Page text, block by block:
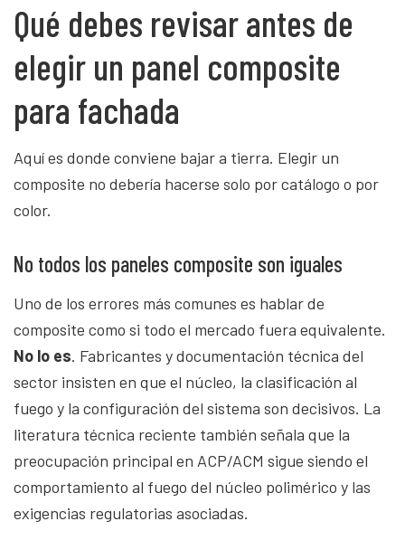
Qué debes revisar antes de
elegir un panel composite
para fachada
Aquí es donde conviene bajar a tierra. Elegir un
composite no debería hacerse solo por catálogo o por
color.
No todos los paneles composite son iguales
Uno de los errores más comunes es hablar de
composite como si todo el mercado fuera equivalente.
No lo es. Fabricantes y documentación técnica del
sector insisten en que el núcleo, la clasificación al
fuego y la configuración del sistema son decisivos. La
literatura técnica reciente también señala que la
preocupación principal en ACP/ACM sigue siendo el
comportamiento al fuego del núcleo polimérico y las
exigencias regulatorias asociadas.